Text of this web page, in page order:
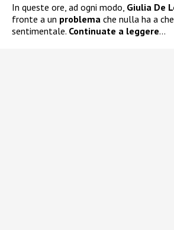
In queste ore, ad ogni modo, Giulia De
fronte a un problema che nulla ha a
sentimentale. Continuate a leggere…